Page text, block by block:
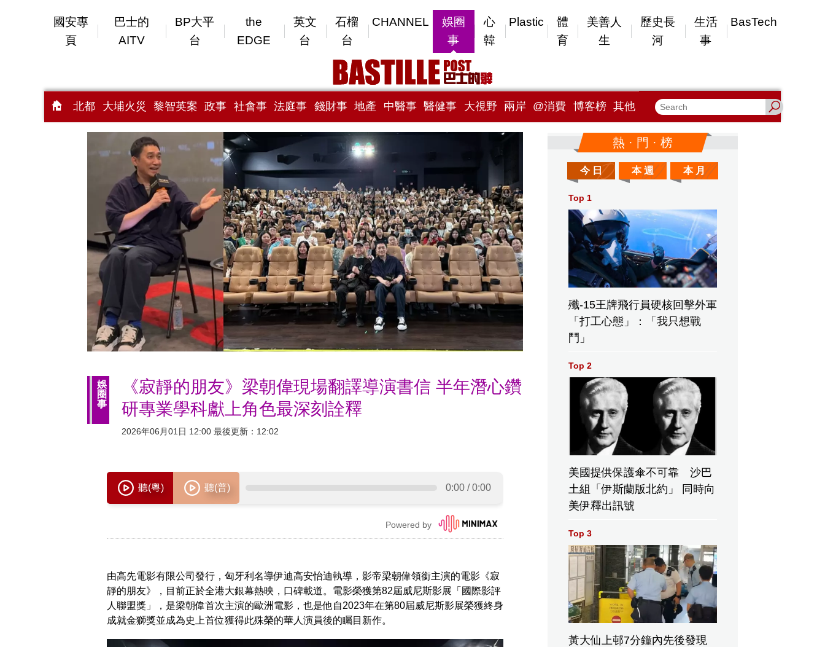
國安專
頁
巴士的
AITV
BP大平
台
the
EDGE
英文
台
石榴
台
CHANNEL
娛圈
事
心
韓
Plastic
體
育
美善人
生
歷史長
河
生活
事
BasTech
北都 大埔火災 黎智英案 政事 社會事 法庭事 錢財事 地產 中醫事 醫健事 大視野 兩岸 @消費 博客榜 其他
娛
圈
事
《寂靜的朋友》梁朝偉現場翻譯導演書信 半年潛心鑽
研專業學科獻上角色最深刻詮釋
2026年06月01日 12:00 最後更新：12:02
由高先電影有限公司發行，匈牙利名導伊迪高安怡迪執導，影帝梁朝偉領銜主演的電影《寂
靜的朋友》，目前正於全港大銀幕熱映，口碑載道。電影榮獲第82屆威尼斯影展「國際影評
人聯盟獎」，是梁朝偉首次主演的歐洲電影，也是他自2023年在第80屆威尼斯影展榮獲終身
成就金獅獎並成為史上首位獲得此殊榮的華人演員後的矚目新作。
熱 · 門 · 榜
今 日 本 週 本 月
Top 1
殲-15王牌飛行員硬核回擊外軍
「打工心態」：「我只想戰
鬥」
Top 2
美國提供保護傘不可靠 沙巴
土組「伊斯蘭版北約」 同時向
美伊釋出訊號
Top 3
黃大仙上邨7分鐘內先後發現